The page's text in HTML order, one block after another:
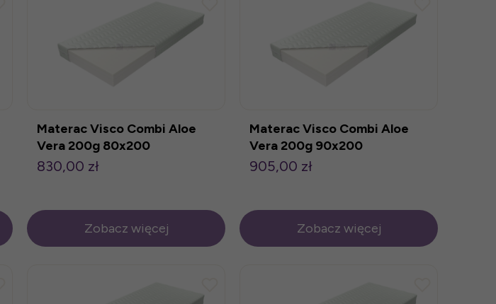
Materac Visco Combi Aloe
Vera 200g 80x200
830,00 zł
Zobacz więcej
Materac Visco Combi Aloe
Vera 200g 90x200
905,00 zł
Zobacz więcej